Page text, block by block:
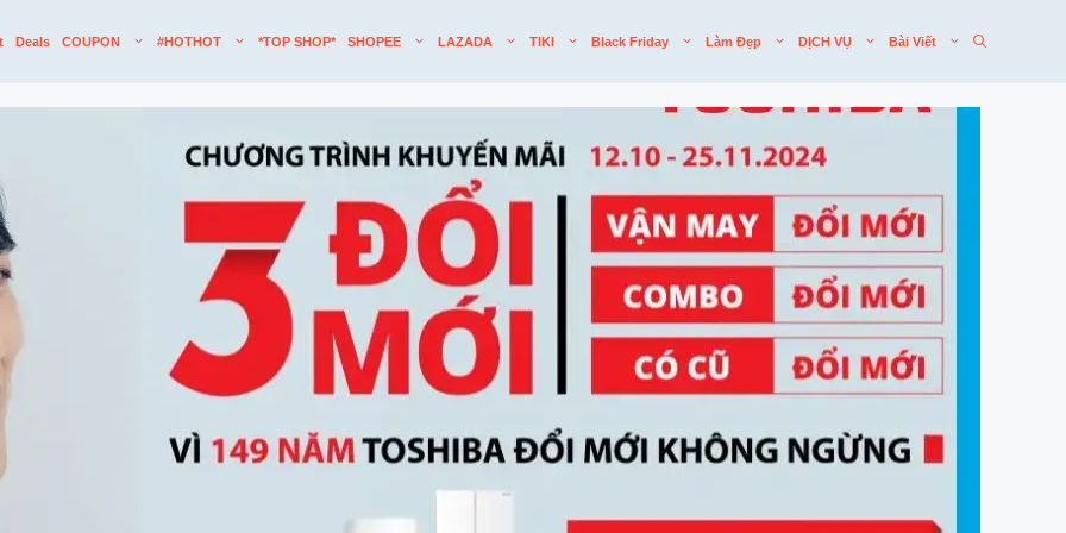
Deals COUPON #HOTHOT *TOP SHOP* SHOPEE LAZADA TIKI Black Friday Làm Đẹp DỊCH VỤ Bài Viết